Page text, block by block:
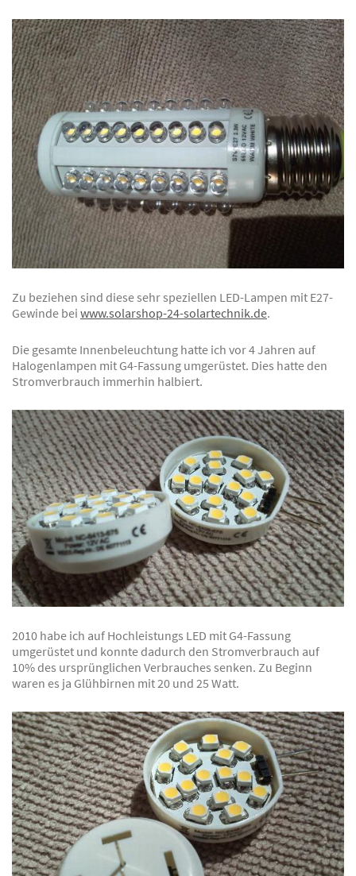
Zu beziehen sind diese sehr speziellen LED-Lampen mit E27-
Gewinde bei www.solarshop-24-solartechnik.de.
Die gesamte Innenbeleuchtung hatte ich vor 4 Jahren auf
Halogenlampen mit G4-Fassung umgerüstet. Dies hatte den
Stromverbrauch immerhin halbiert.
2010 habe ich auf Hochleistungs LED mit G4-Fassung
umgerüstet und konnte dadurch den Stromverbrauch auf
10% des ursprünglichen Verbrauches senken. Zu Beginn
waren es ja Glühbirnen mit 20 und 25 Watt.